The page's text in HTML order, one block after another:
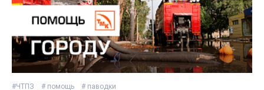
#ЧТПЗ # помощь # паводки